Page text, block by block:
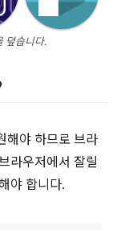
덮습니다.
해야 하므로 브라
라우저에서 잘릴
야 합니다.